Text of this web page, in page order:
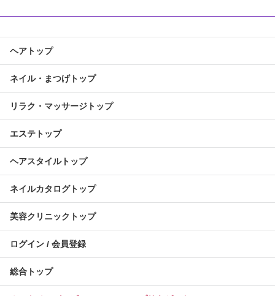
ヘアトップ
ネイル・まつげトップ
リラク・マッサージトップ
エステトップ
ヘアスタイルトップ
ネイルカタログトップ
美容クリニックトップ
ログイン / 会員登録
総合トップ